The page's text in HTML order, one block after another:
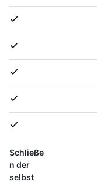
Schließe
n der
selbst